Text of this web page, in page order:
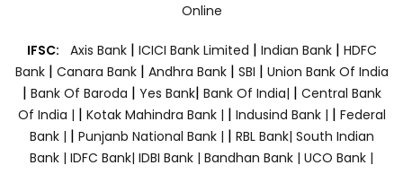
Online
IFSC: Axis Bank | ICICI Bank Limited | Indian Bank | HDFC
Bank| Canara Bank | Andhra Bank| SBI | Union Bank Of India
| Bank Of Baroda | Yes Bank| Bank Of India| | Central Bank
Of India | | Kotak Mahindra Bank | | Indusind Bank | | Federal
Bank | | Punjanb National Bank | | RBL Bank| South Indian
Bank | IDFC Bank| IDBI Bank | Bandhan Bank | UCO Bank |